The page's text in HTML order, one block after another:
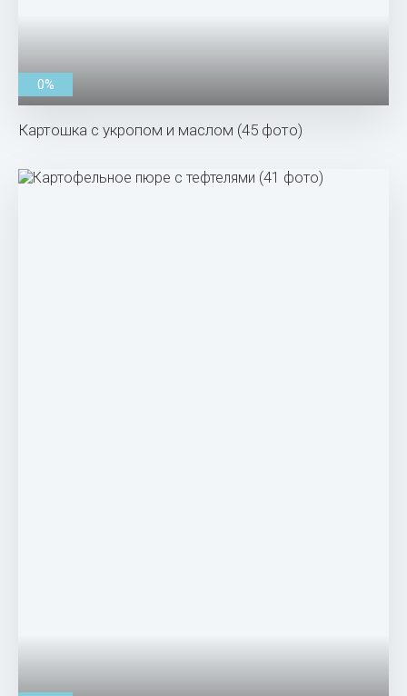
0%
Картошка с укропом и маслом (45 фото)